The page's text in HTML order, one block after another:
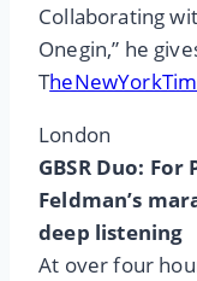
Collaborating
Onegin,” he
T
London
GBSR Duo:
Feldman’s
deep listening
At over four